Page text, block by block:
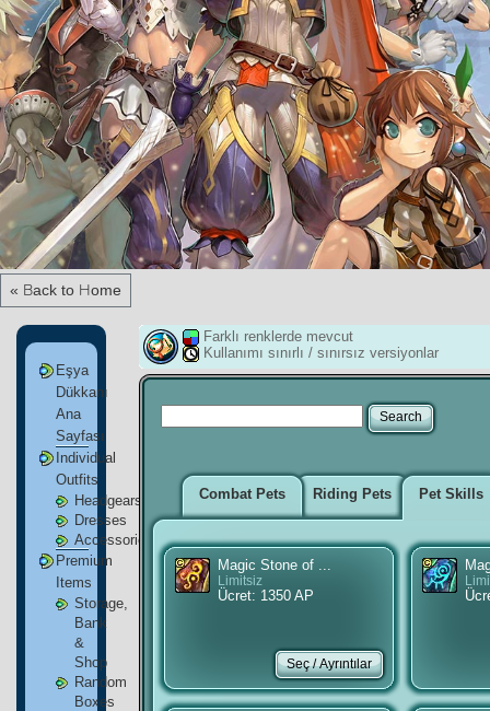
« Back to Home
Eşya
Dükkanı
Ana
Sayfası
Individual
Outfits
Headgears
Dresses
Accessories
Premium
Items
Storage,
Bank
&
Shop
Random
Boxes
Farklı renklerde mevcut
Kullanımı sınırlı / sınırsız versiyonlar
Combat Pets Riding Pets Pet Skills
Magic Stone of ...
Limitsiz
Ücret: 1350 AP